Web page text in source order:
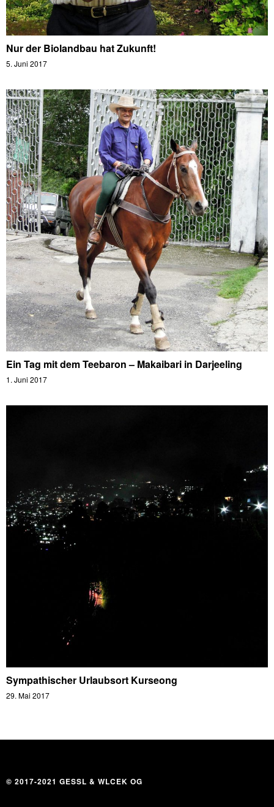
Nur der Biolandbau hat Zukunft!
5. Juni 2017
Ein Tag mit dem Teebaron – Makaibari in Darjeeling
1. Juni 2017
Sympathischer Urlaubsort Kurseong
29. Mai 2017
© 2017-2021 GESSL & WLCEK OG